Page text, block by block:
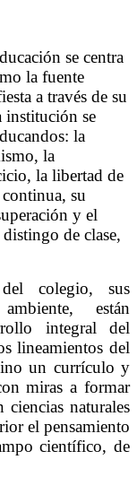
se centra
la fuente
a través de su
institución se
la
la
la libertad de
su
y el
de clase,
colegio, sus
están
integral del
lineamientos del
un currículo y
miras a formar
ciencias naturales
el pensamiento
científico, de